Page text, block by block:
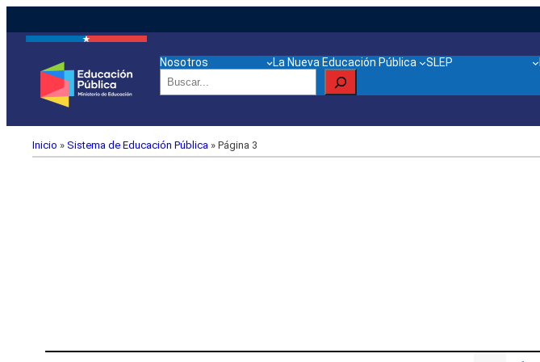
Nosotros La Nueva Educación Pública SLEP
Buscar
Inicio » Sistema de Educación Pública » Página 3